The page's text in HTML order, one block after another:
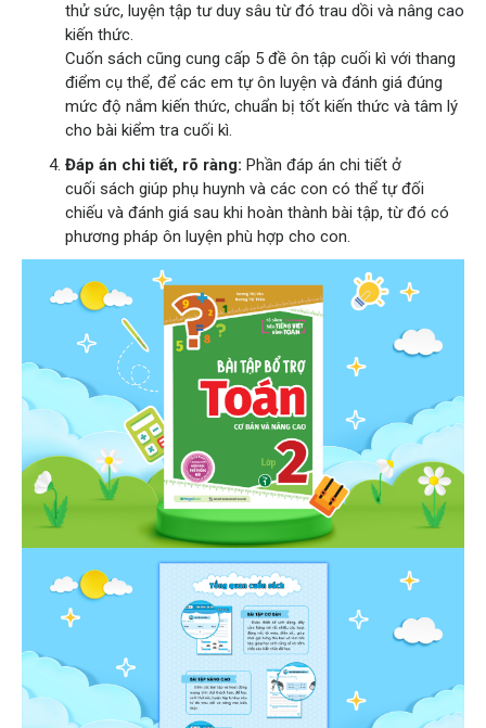
thử sức, luyện tập tư duy sâu từ đó trau dồi và nâng cao
kiến thức.
Cuốn sách cũng cung cấp 5 đề ôn tập cuối kì với thang
điểm cụ thể, để các em tự ôn luyện và đánh giá đúng
mức độ nắm kiến thức, chuẩn bị tốt kiến thức và tâm lý
cho bài kiểm tra cuối kì.
Đáp án chi tiết, rõ ràng: Phần đáp án chi tiết ở
cuối sách giúp phụ huynh và các con có thể tự đối
chiếu và đánh giá sau khi hoàn thành bài tập, từ đó có
phương pháp ôn luyện phù hợp cho con.